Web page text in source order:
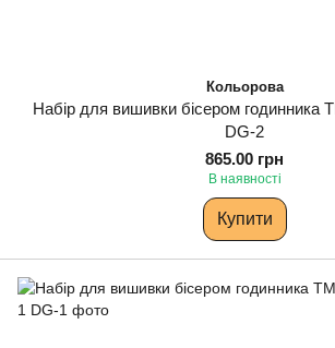
Кольорова
Набір для вишивки бісером
DG-2
865.00 грн
В наявності
Купити